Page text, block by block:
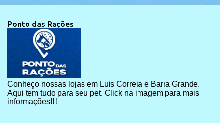
Ponto das Rações
Conheço nossas lojas em Luis Correia e Barra Grande.
Aqui tem tudo para seu pet. Click na imagem para mais
informações!!!!